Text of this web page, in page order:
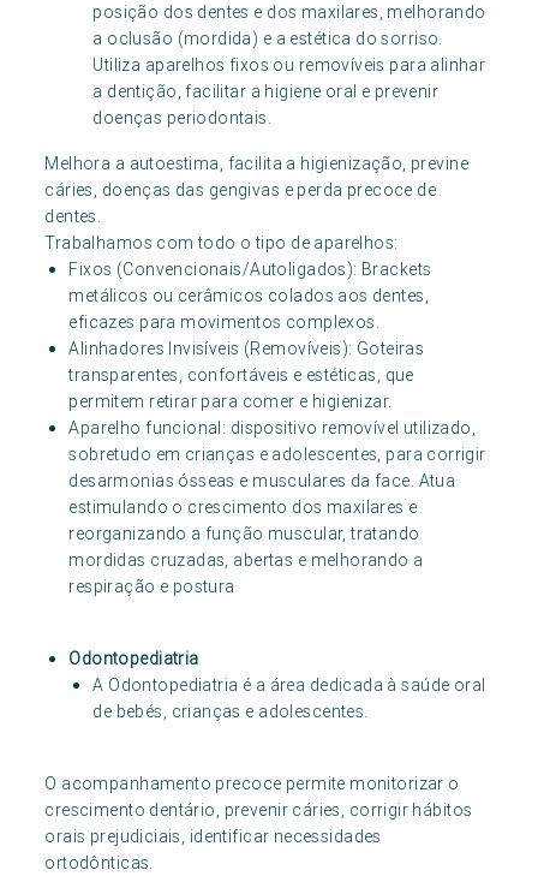
posição dos dentes e dos maxilares, melhorando
a oclusão (mordida) e a estética do sorriso.
Utiliza aparelhos fixos ou removíveis para alinhar
a dentição, facilitar a higiene oral e prevenir
doenças periodontais.
Melhora a autoestima, facilita a higienização, previne
cáries, doenças das gengivas e perda precoce de
dentes.
Trabalhamos com todo o tipo de aparelhos:
Fixos (Convencionais/Autoligados): Brackets
metálicos ou cerâmicos colados aos dentes,
eficazes para movimentos complexos.
Alinhadores Invisíveis (Removíveis): Goteiras
transparentes, confortáveis e estéticas, que
permitem retirar para comer e higienizar.
Aparelho funcional: dispositivo removível utilizado,
sobretudo em crianças e adolescentes, para corrigir
desarmonias ósseas e musculares da face. Atua
estimulando o crescimento dos maxilares e
reorganizando a função muscular, tratando
mordidas cruzadas, abertas e melhorando a
respiração e postura
Odontopediatria
A Odontopediatria é a área dedicada à saúde oral
de bebés, crianças e adolescentes.
O acompanhamento precoce permite monitorizar o
crescimento dentário, prevenir cáries, corrigir hábitos
orais prejudiciais, identificar necessidades
ortodônticas.